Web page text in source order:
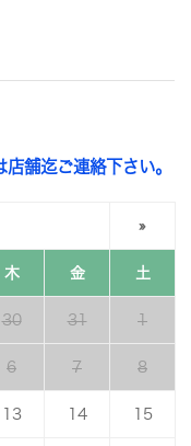
舗迄ご連絡下さい。
»
木 金 土
30 31 1
6 7 8
13 14 15